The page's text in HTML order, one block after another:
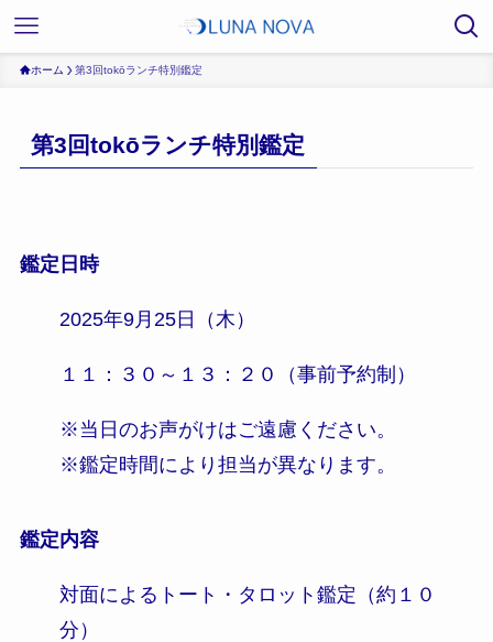
ホーム 第3回tokōランチ特別鑑定
第3回tokōランチ特別鑑定
鑑定日時
2025年9月25日（木）
１１：３０～１３：２０（事前予約制）
※当日のお声がけはご遠慮ください。
※鑑定時間により担当が異なります。
鑑定内容
対面によるトート・タロット鑑定（約１０
分）